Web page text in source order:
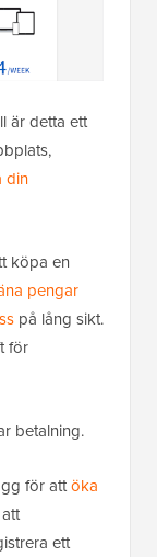
är detta ett
din
köpa en
pengar
på lång sikt.
för
betalning.
för attöka
ett